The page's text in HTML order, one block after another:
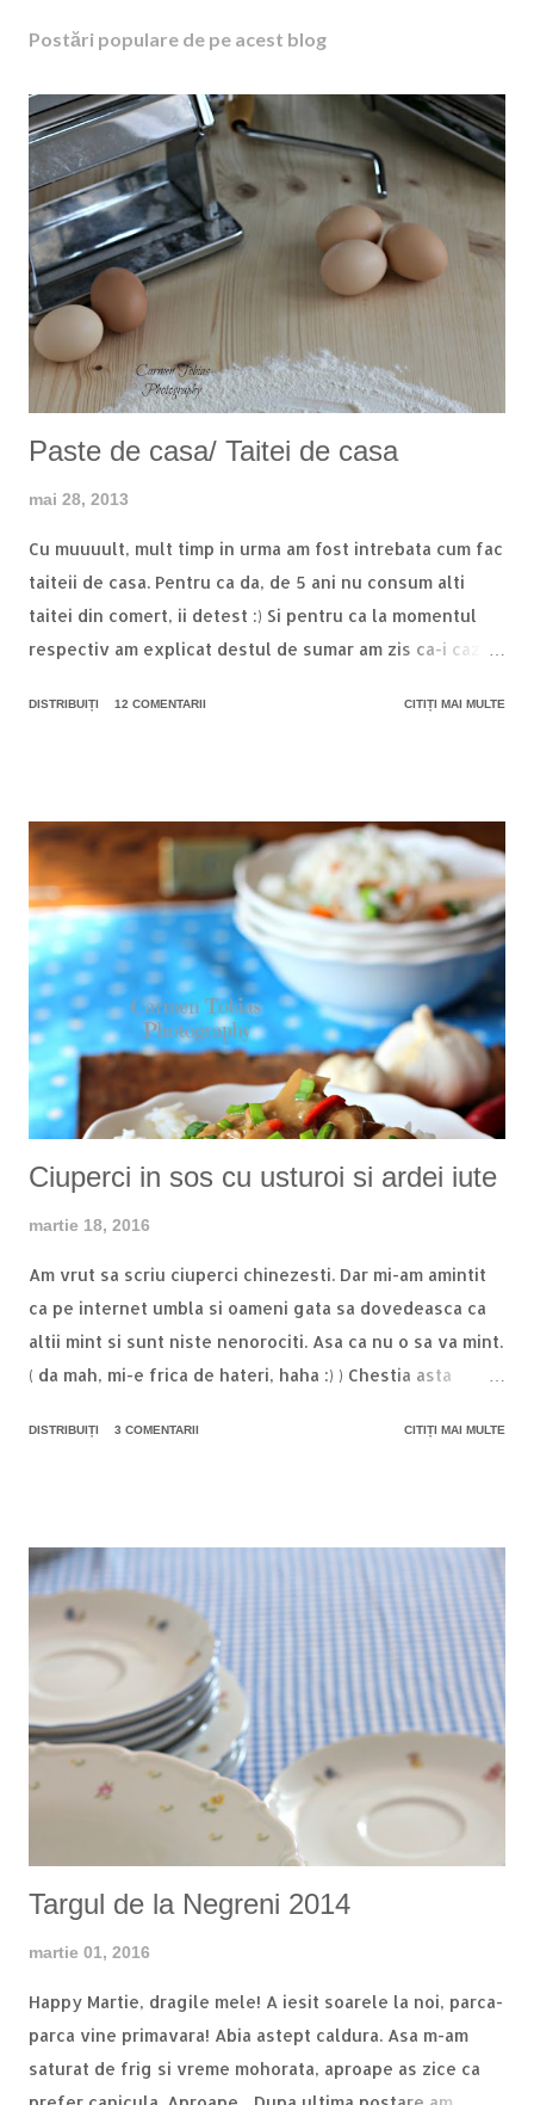
i
e
ț
i
u
n
c
o
m
e
n
t
a
r
i
u
Postări populare de pe acest blog
Paste de casa/ Taitei de casa
mai 28, 2013
Cu muuuult, mult timp in urma am fost intrebata cum fac
taiteii de casa. Pentru ca da, de 5 ani nu consum alti
taitei din comert, ii detest :) Si pentru ca la momentul
respectiv am explicat destul de sumar am zis ca-i cazul
nevoie de oua proaspete, daca-i posibil de tara si de
cu supa de 3 litri eu fac taitei din 2 oua de dimensiune
medie si faina cat cuprinde. Stiu ca nu prea e apreciata
faza asta dar din moment ce ouale au dimensiuni
diferite ar fi greu sa dai cantitati exacte la faina. Plus ca
poate depinde cantitatea de faina si de umiditatea din
aer, inclusiv din faina :) Asadar, dupa ce am stabilit de
cati taitei avem nevoie, ne apucam de treaba. Atentie!
Puteti pune taiteii la uscat si sa ii pastrati pentru cateva
saptamani! Eu mereu fac portie dubl...
DISTRIBUIȚI 12 COMENTARII CITIȚI MAI MULTE
Ciuperci in sos cu usturoi si ardei iute
martie 18, 2016
Am vrut sa scriu ciuperci chinezesti. Dar mi-am amintit
ca pe internet umbla si oameni gata sa dovedeasca ca
altii mint si sunt niste nenorociti. Asa ca nu o sa va mint.
( da mah, mi-e frica de hateri, haha :) ) Chestia asta
si disperat dupa ceva consistent, musai cu orez. Pentru
combinat cu mazare si morcov si neaparat ceva bun cu
sos picant. Am cautat prin casa si am dat peste un
borcan cu ciuperci de la Sun Food , care au avantajul ca
sunt deja gatite, asa ca toata afacerea mi-a luat fix 15
min dupa ce a inceput sa fiarba apa. Pentru doua portii
generoase avem nevoie de: - un borcan ciuperci feliate
- 4 catei de usturoi mari - ardei iute, dupa gust, eu am
pus cca. un sfert, era fioros rau - 3 linguri sos de soia,
dap, asa mult. dar nu mai punem s...
DISTRIBUIȚI 3 COMENTARII CITIȚI MAI MULTE
Targul de la Negreni 2014
martie 01, 2016
Happy Martie, dragile mele! A iesit soarele la noi, parca-
parca vine primavara! Abia astept caldura. Asa m-am
saturat de frig si vreme mohorata, aproape as zice ca